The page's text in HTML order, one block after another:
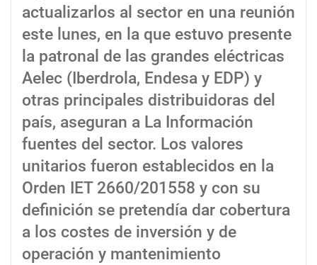
actualizarlos al sector en una reunión
este lunes, en la que estuvo presente
la patronal de las grandes eléctricas
Aelec (Iberdrola, Endesa y EDP) y
otras principales distribuidoras del
país, aseguran a La Información
fuentes del sector. Los valores
unitarios fueron establecidos en la
Orden IET 2660/201558 y con su
definición se pretendía dar cobertura
a los costes de inversión y de
operación y mantenimiento